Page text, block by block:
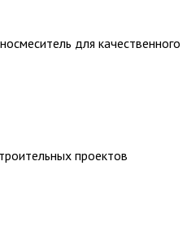
для качественного
проектов